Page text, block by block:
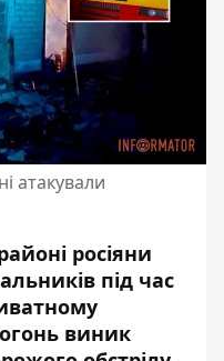
атакували
росіяни
під час
виник